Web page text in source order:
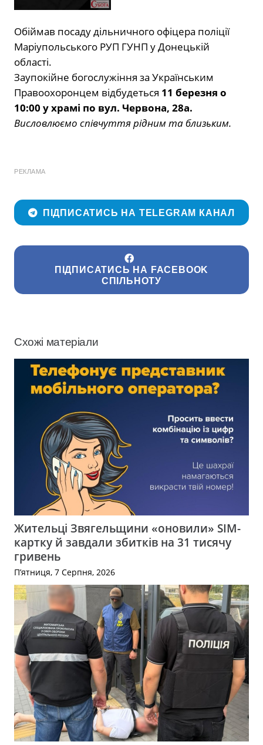
Обіймав посаду дільничного офіцера поліції
Маріупольського РУП ГУНП у Донецькій
області.
Заупокійне богослужіння за Українським
Правоохоронцем відбудеться 11 березня о
10:00 у храмі по вул. Червона, 28а.
Висловлюємо співчуття рідним та близьким.
РЕКЛАМА
ПІДПИСАТИСЬ НА TELEGRAM КАНАЛ
ПІДПИСАТИСЬ НА FACEBOOK
СПІЛЬНОТУ
Схожі матеріали
Жительці Звягельщини «оновили» SIM-
картку й завдали збитків на 31 тисячу
гривень
П’ятниця, 7 Серпня, 2026